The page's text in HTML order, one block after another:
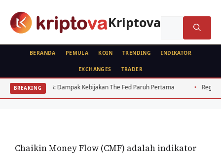
Kriptova
BERANDA PEMULA KOIN TRENDING INDIKATOR
EXCHANGES TRADER
BREAKING
Dampak Kebijakan The Fed Paruh Pertama Regulasi Kripto
ANALISA TEKNIKAL FEATURED
Chaikin Money Flow (CMF)
Chaikin Money Flow (CMF) adalah indikator